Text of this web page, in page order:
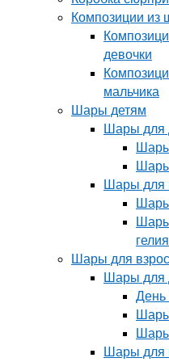
Композиции из
девочки
мальчика
Шары детям
Шары для
Шары для
гелия
Шары для
Шары для
Шары для